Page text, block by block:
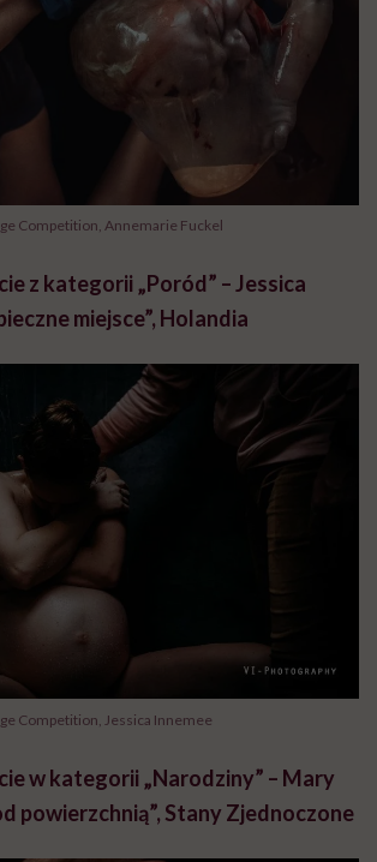
Competition, Annemarie Fuckel
z kategorii „Poród” – Jessica
miejsce”, Holandia
Competition, Jessica Innemee
w kategorii „Narodziny” – Mary
powierzchnią”, Stany Zjednoczone